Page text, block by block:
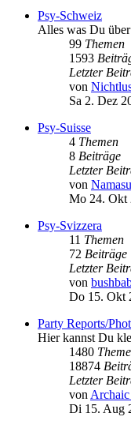
Psy-Schweiz
Alles was Du
99 Themen
1593
Letzter
von
Sa 2. Dez
Psy-Suisse
4 Themen
8 Beiträge
Letzter
von
Mo 24. Okt
Psy-Svizzera
11 Themen
72 Beiträge
Letzter
von
Do 15. Okt
Party Reports/
Hier kannst Du
1480
18874
Letzter
von
Di 15. Aug